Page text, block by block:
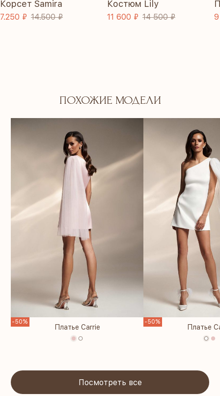
Корсет Samira
7.250 ₽ 14.500 ₽
Костюм Lily
11 600 ₽ 14 500 ₽
ПОХОЖИЕ МОДЕЛИ
-50%
Платье Carrie
-50%
Платье
Посмотреть все